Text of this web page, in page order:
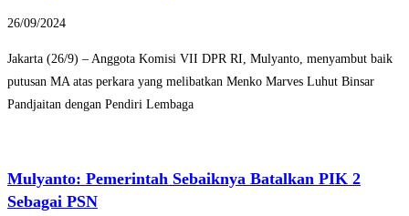
26/09/2024
Jakarta (26/9) – Anggota Komisi VII DPR RI, Mulyanto, menyambut baik
putusan MA atas perkara yang melibatkan Menko Marves Luhut Binsar
Pandjaitan dengan Pendiri Lembaga
Mulyanto: Pemerintah Sebaiknya Batalkan PIK 2
Sebagai PSN